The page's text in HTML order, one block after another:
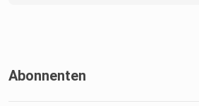
Abonnenten